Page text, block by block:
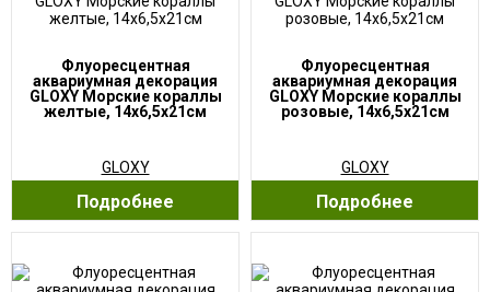
Флуоресцентная
аквариумная декорация
GLOXY Морские кораллы
желтые, 14х6,5х21см
GLOXY
Подробнее
Флуоресцентная
аквариумная декорация
GLOXY Морские кораллы
розовые, 14х6,5х21см
GLOXY
Подробнее